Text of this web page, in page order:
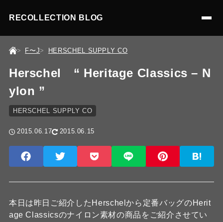
RECOLLECTION BLOG
F〜J HERSCHEL SUPPLY CO
Herschel “ Heritage Classics – N
ylon ”
HERSCHEL SUPPLY CO
2015.06.17 2015.06.15
本日は昨日ご紹介したHerschelから定番バッグのHerit
age Classicsのナイロン素材の商品をご紹介させてい